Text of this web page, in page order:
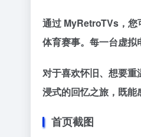
通过 MyRetroTVs，您
体育赛事。每一台虚拟
对于喜欢怀旧、想要
浸式的回忆之旅，既能
首页截图